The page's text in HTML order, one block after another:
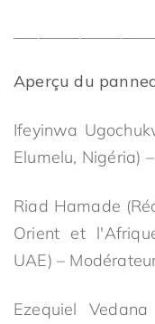
Aperçu du
Ifeyinwa
Elumelu, Nigéria)
Riad Hamade
Orient et
UAE) –
Ezequiel